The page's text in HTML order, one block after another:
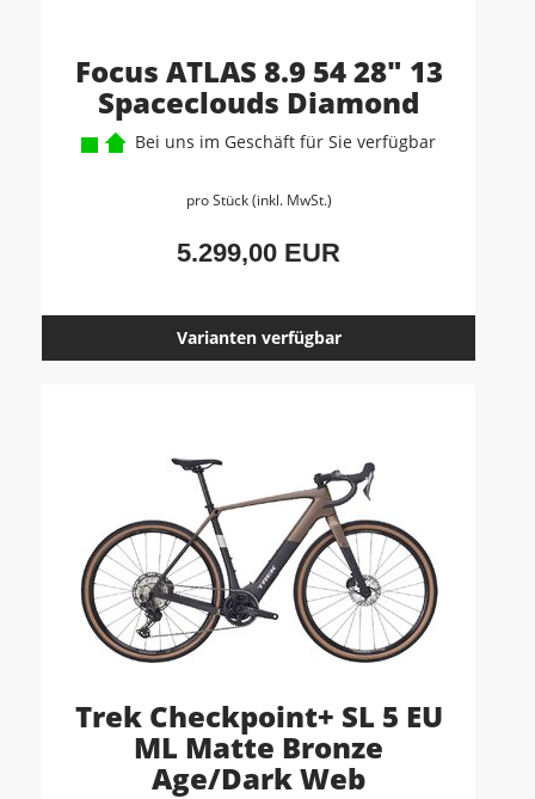
Focus ATLAS 8.9 54 28" 13
Spaceclouds Diamond
Bei uns im Geschäft für Sie verfügbar
pro Stück (inkl. MwSt.)
5.299,00 EUR
Varianten verfügbar
Trek Checkpoint+ SL 5 EU
ML Matte Bronze
Age/Dark Web